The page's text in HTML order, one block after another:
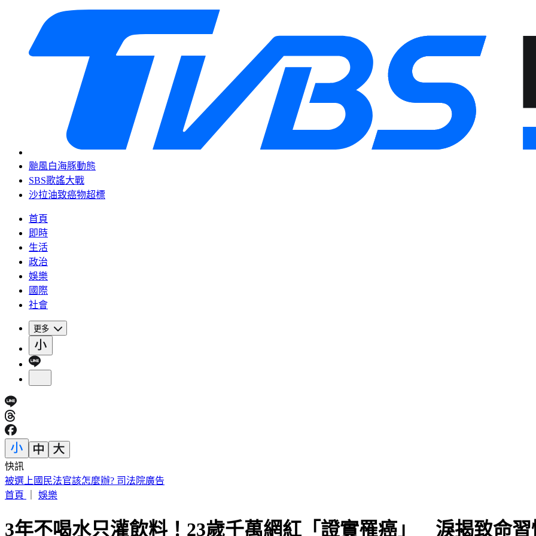
颱風白海豚動態
SBS歌謠大戰
沙拉油致癌物超標
首頁
即時
生活
政治
娛樂
國際
社會
更多
快訊
英特爾別想搶訂單？ 外媒曝：客戶不敢得罪台積電
首頁
娛樂
3年不喝水只灌飲料！23歲千萬網紅「證實罹癌」 淚揭致命習